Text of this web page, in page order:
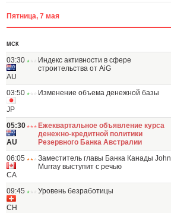
Пятница, 7 мая
МСК
03:30
AU
Индекс активности в сфере
строительства от AiG
03:50
JP
Изменение объема денежной базы
05:30
AU
Ежеквартальное объявление курса
денежно-кредитной политики
Резервного Банка Австралии
06:05
CA
Заместитель главы Банка Канады John
Murray выступит с речью
09:45
CH
Уровень безработицы